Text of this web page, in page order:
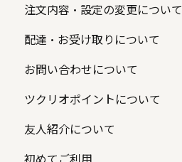
注文内容・設定の変更について
配達・お受け取りについて
お問い合わせについて
ツクリオポイントについて
友人紹介について
初めてご利用